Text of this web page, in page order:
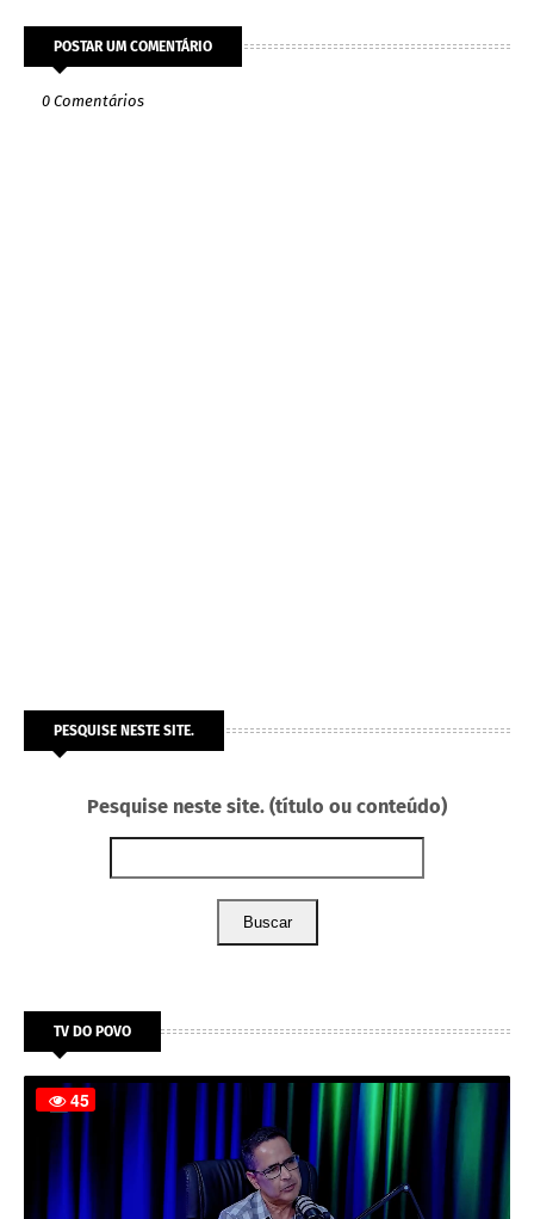
POSTAR UM COMENTÁRIO
0 Comentários
PESQUISE NESTE SITE.
Pesquise neste site. (título ou conteúdo)
Buscar
TV DO POVO